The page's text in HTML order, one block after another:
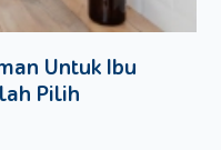
Untuk Ibu
Pilih